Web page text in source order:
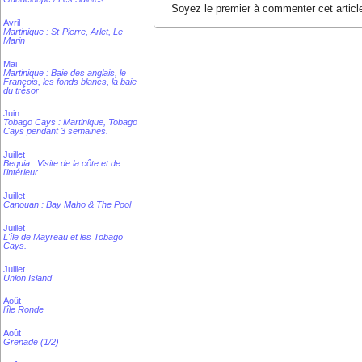
Avril
Martinique : St-Pierre, Arlet, Le
Marin
Mai
Martinique : Baie des anglais, le
François, les fonds blancs, la baie
du trésor
Juin
Tobago Cays : Martinique, Tobago
Cays pendant 3 semaines.
Juillet
Bequia : Visite de la côte et de
l'intérieur.
Juillet
Canouan : Bay Maho & The Pool
Juillet
L'île de Mayreau et les Tobago
Cays.
Juillet
Union Island
Août
l'île Ronde
Août
Grenade (1/2)
Soyez le premier à commenter cet